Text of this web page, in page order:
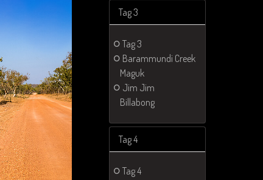
Tag 3
Tag 3
Barammundi Creek
Maguk
Jim Jim
Billabong
Tag 4
Tag 4